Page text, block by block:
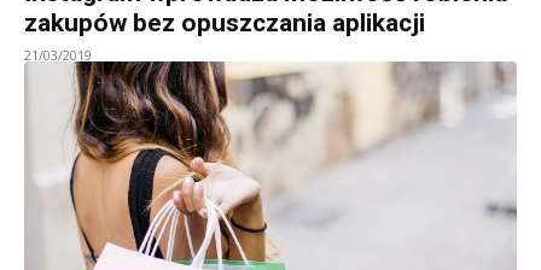
zakupów bez opuszczania aplikacji
21/03/2019